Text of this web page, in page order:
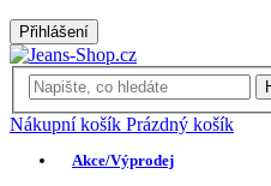
Přihlášení
Nákupní košík Prázdný košík
Akce/Výprodej